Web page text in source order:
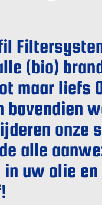
(bio)
maar liefs
bovendien
onze
alle
uw olie en